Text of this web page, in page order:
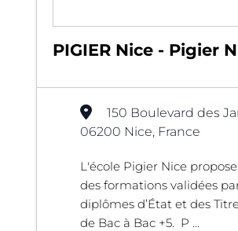
PIGIER Nice - Pigier
150 Boulevard des
06200 Nice, France
L'école Pigier Nice propose
des formations validées
diplômes d’État et des
de Bac à Bac +5. P ...